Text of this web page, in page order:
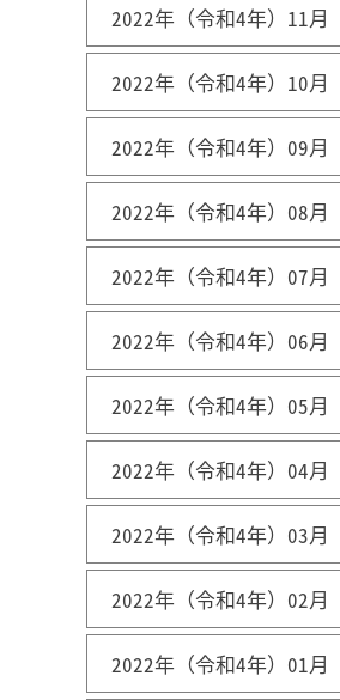
2022年（令和4年）11月
2022年（令和4年）10月
2022年（令和4年）09月
2022年（令和4年）08月
2022年（令和4年）07月
2022年（令和4年）06月
2022年（令和4年）05月
2022年（令和4年）04月
2022年（令和4年）03月
2022年（令和4年）02月
2022年（令和4年）01月